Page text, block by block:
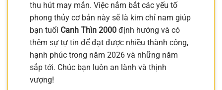
thu hút may mắn. Việc nắm bắt các yếu tố
phong thủy cơ bản này sẽ là kim chỉ nam giúp
bạn tuổi Canh Thìn 2000 định hướng và có
thêm sự tự tin để đạt được nhiều thành công,
hạnh phúc trong năm 2026 và những năm
sắp tới. Chúc bạn luôn an lành và thịnh
vượng!